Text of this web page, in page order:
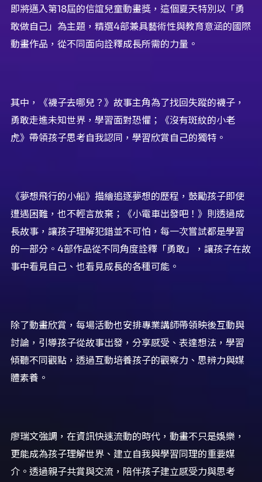
即將邁入第18屆的信誼兒童動畫獎，這個夏天特別以「勇
敢做自己」為主題，精選4部兼具藝術性與教育意涵的國際
動畫作品，從不同面向詮釋成長所需的力量。
其中，《襪子去哪兒？》故事主角為了找回失蹤的襪子，
勇敢走進未知世界，學習面對恐懼；《沒有斑紋的小老
虎》帶領孩子思考自我認同，學習欣賞自己的獨特。
《夢想飛行的小船》描繪追逐夢想的歷程，鼓勵孩子即使
遭遇困難，也不輕言放棄；《小電車出發吧！》則透過成
長故事，讓孩子理解犯錯並不可怕，每一次嘗試都是學習
的一部分。4部作品從不同角度詮釋「勇敢」，讓孩子在故
事中看見自己、也看見成長的各種可能。
除了動畫欣賞，每場活動也安排專業講師帶領映後互動與
討論，引導孩子從故事出發，分享感受、表達想法，學習
傾聽不同觀點，透過互動培養孩子的觀察力、思辨力與媒
體素養。
廖瑞文強調，在資訊快速流動的時代，動畫不只是娛樂，
更能成為孩子理解世界、建立自我與學習同理的重要媒
介。透過親子共賞與交流，陪伴孩子建立感受力與思考